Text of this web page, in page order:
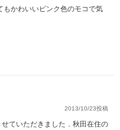
もかわいいピンク色のモコで気
2013/10/23投稿
ていただきました．秋田在住の